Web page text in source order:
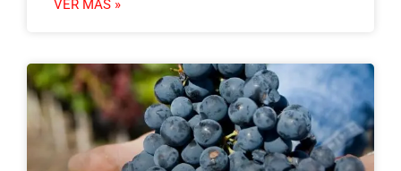
VER MÁS »